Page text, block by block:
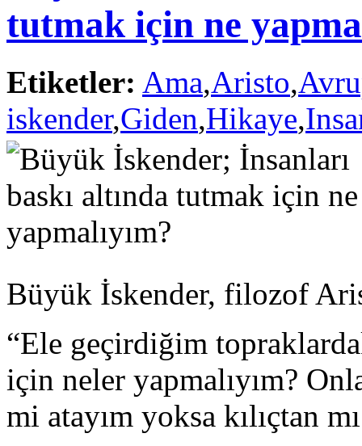
tutmak için ne
Etiketler: Ama,Aristo,
iskender,Giden,Hikaye,
Büyük İskender, filozof
“Ele geçirdiğim
için neler yapmalıyım?
mi atayım yoksa kılıçtan